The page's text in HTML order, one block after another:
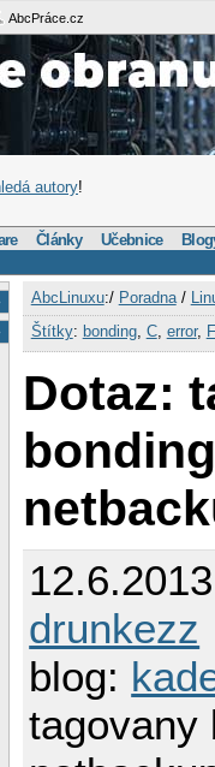
AbcPráce.cz
autory!
Články Učebnice
AbcLinuxu:/ Poradna/
Štítky: bonding, C, error,
Dotaz:
drunkezz
blog:
tagovany